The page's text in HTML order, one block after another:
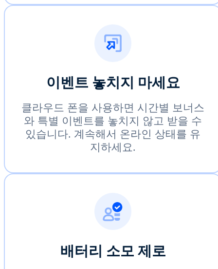
이벤트 놓치지 마세요
클라우드 폰을 사용하면 시간별 보너스
와 특별 이벤트를 놓치지 않고 받을 수
있습니다. 계속해서 온라인 상태를 유
지하세요.
배터리 소모 제로